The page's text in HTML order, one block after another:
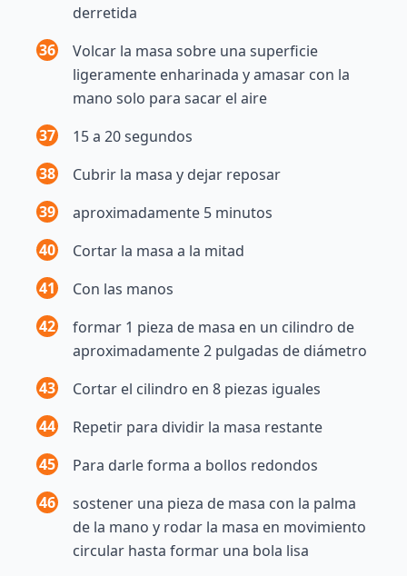
derretida
36
Volcar la masa sobre una superficie
ligeramente enharinada y amasar con la
mano solo para sacar el aire
37
15 a 20 segundos
38
Cubrir la masa y dejar reposar
39
aproximadamente 5 minutos
40
Cortar la masa a la mitad
41
Con las manos
42
formar 1 pieza de masa en un cilindro de
aproximadamente 2 pulgadas de diámetro
43
Cortar el cilindro en 8 piezas iguales
44
Repetir para dividir la masa restante
45
Para darle forma a bollos redondos
46
sostener una pieza de masa con la palma
de la mano y rodar la masa en movimiento
circular hasta formar una bola lisa